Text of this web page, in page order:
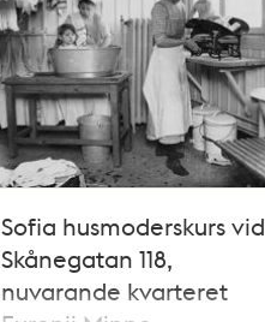
Sofia husmoderskurs vid
Skånegatan 118,
nuvarande kvarteret